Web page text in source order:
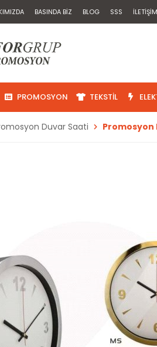
BASINDA BIZ BLOG SSS İLETIŞIM
PROMOSYON TEKSTIL
Duvar Saati Promosyon